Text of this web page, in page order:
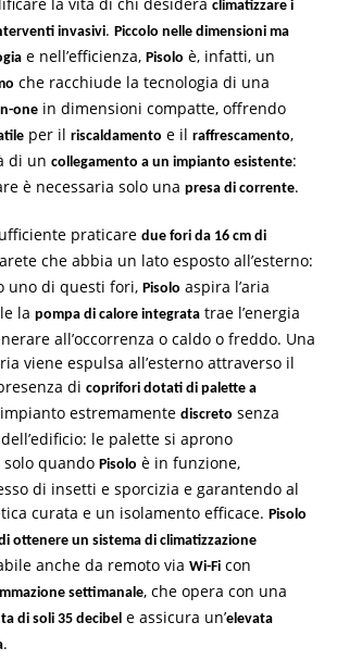
climatizzare i
invasivi. Piccolo nelle dimensioni ma
e nell’efficienza, Pisolo è, infatti, un
che racchiude la tecnologia di una
one in dimensioni compatte, offrendo
per il riscaldamento e il raffrescamento,
di un collegamento a un impianto esistente:
è necessaria solo una presa di corrente.
praticare due fori da 16 cm di
che abbia un lato esposto all’esterno:
uno di questi fori, Pisolo aspira l’aria
la pompa di calore integrata trae l’energia
all’occorrenza o caldo o freddo. Una
viene espulsa all’esterno attraverso il
di coprifori dotati di palette a
estremamente discreto senza
le palette si aprono
quando Pisolo è in funzione,
di insetti e sporcizia e garantendo al
curata e un isolamento efficace. Pisolo
ottenere un sistema di climatizzazione
anche da remoto via Wi-Fi con
settimanale, che opera con una
di soli 35 decibel e assicura un’elevata
.